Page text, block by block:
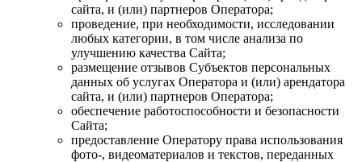
сайта, и (или) партнеров Оператора;
проведение, при необходимости, исследовании
любых категории, в том числе анализа по
улучшению качества Сайта;
размещение отзывов Субъектов персональных
данных об услугах Оператора и (или) арендатора
сайта, и (или) партнеров Оператора;
обеспечение работоспособности и безопасности
Сайта;
предоставление Оператору права использования
фото-, видеоматериалов и текстов, переданных